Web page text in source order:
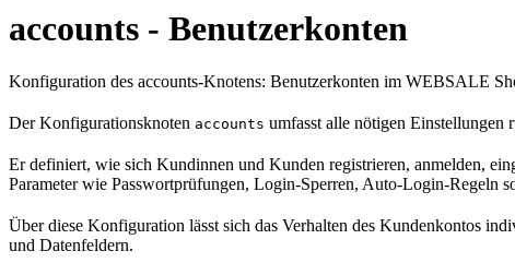
accounts - Benutzerkonten
Konfiguration des accounts-Knotens: Benutzerkonten im WEBSALE
Der Konfigurationsknoten accounts umfasst alle nötigen
Er definiert, wie sich Kundinnen und Kunden registrieren, anmelden,
Parameter wie Passwortprüfungen, Login-Sperren, Auto-Login-Regeln
Über diese Konfiguration lässt sich das Verhalten des Kundenkontos
und Datenfeldern.